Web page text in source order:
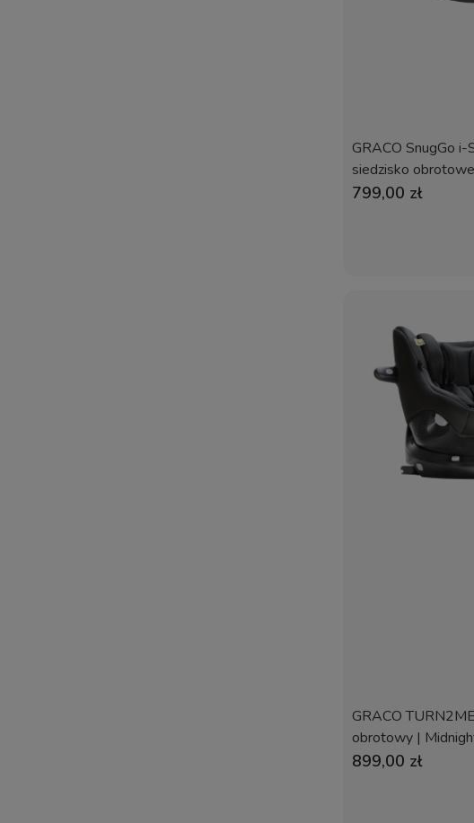
GRACO SnugGo
siedzisko
799,00 zł
GRACO
obrotowy |
899,00 zł